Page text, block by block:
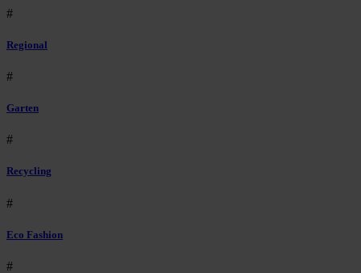
#
Regional
#
Garten
#
Recycling
#
Eco Fashion
#